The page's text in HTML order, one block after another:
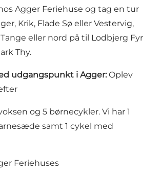
Agger Feriehuse og tag en tur
Krik, Flade Sø eller Vestervig,
eller nord på til Lodbjerg Fyr
Thy.
udgangspunkt i Agger: Oplev
og 5 børnecykler. Vi har 1
samt 1 cykel med
Feriehuses